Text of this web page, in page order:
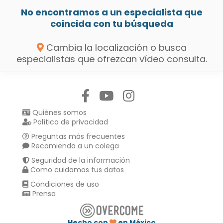
No encontramos a un especialista que
coincida con tu búsqueda
Cambia la localización o busca
especialistas que ofrezcan vídeo consulta.
Quiénes somos
Política de privacidad
Preguntas más frecuentes
Recomienda a un colega
Seguridad de la información
Como cuidamos tus datos
Condiciones de uso
Prensa